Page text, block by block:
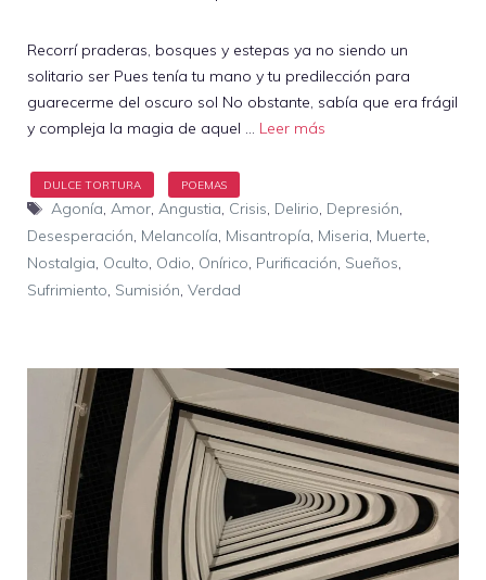
Recorrí praderas, bosques y estepas ya no siendo un
solitario ser Pues tenía tu mano y tu predilección para
guarecerme del oscuro sol No obstante, sabía que era frágil
y compleja la magia de aquel … Leer más
Etiquetas
Agonía, Amor, Angustia, Crisis, Delirio, Depresión,
Desesperación, Melancolía, Misantropía, Miseria, Muerte,
Nostalgia, Oculto, Odio, Onírico, Purificación, Sueños,
Sufrimiento, Sumisión, Verdad